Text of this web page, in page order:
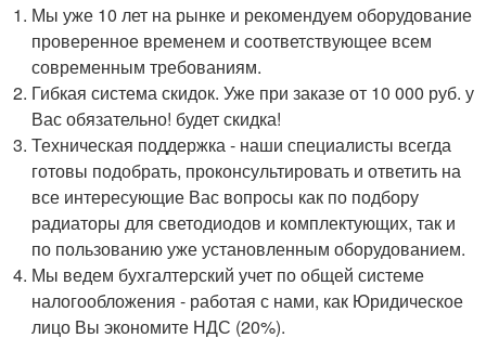
Мы уже 10 лет на рынке и рекомендуем оборудование
проверенное временем и соответствующее всем
современным требованиям.
Гибкая система скидок. Уже при заказе от 10 000 руб. у
Вас обязательно! будет скидка!
Техническая поддержка - наши специалисты всегда
готовы подобрать, проконсультировать и ответить на
все интересующие Вас вопросы как по подбору
радиаторы для светодиодов и комплектующих, так и
по пользованию уже установленным оборудованием.
Мы ведем бухгалтерский учет по общей системе
налогообложения - работая с нами, как Юридическое
лицо Вы экономите НДС (20%).